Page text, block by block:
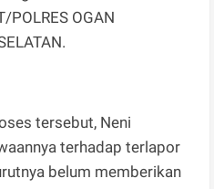
OGAN
tersebut, Neni
terhadap terlapor
belum memberikan